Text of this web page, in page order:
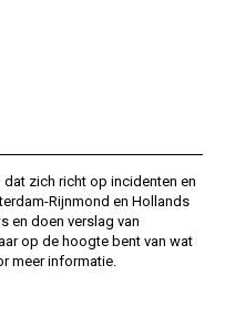
zich richt op incidenten en
Rijnmond en Hollands
en doen verslag van
op de hoogte bent van wat
meer informatie.